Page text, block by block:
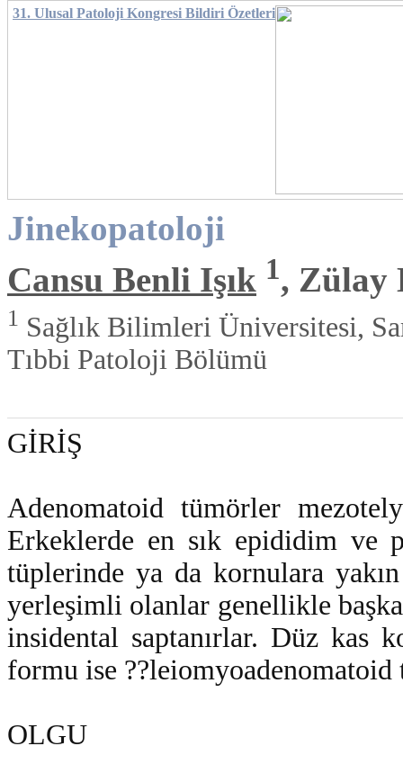
31. Ulusal Patoloji Kongresi Bildiri Özetleri
Jinekopatoloji
Cansu Benli Işık 1, Zülay
1 Sağlık Bilimleri Üniversitesi,
Tıbbi Patoloji Bölümü
GİRİŞ
Adenomatoid tümörler
Erkeklerde en sık epididim ve
tüplerinde ya da kornulara
yerleşimli olanlar genellikle
insidental saptanırlar. Düz kas
formu ise ??leiomyoadenomatoid
OLGU